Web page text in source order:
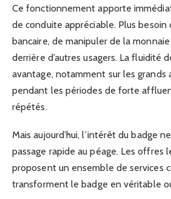
Ce fonctionnement apporte
de conduite appréciable. Plus besoin
bancaire, de manipuler de la
derrière d’autres usagers. La fluidité
avantage, notamment sur les grands
pendant les périodes de forte
répétés.
Mais aujourd’hui, l’intérêt du badge
passage rapide au péage. Les offres
proposent un ensemble de services
transforment le badge en véritable